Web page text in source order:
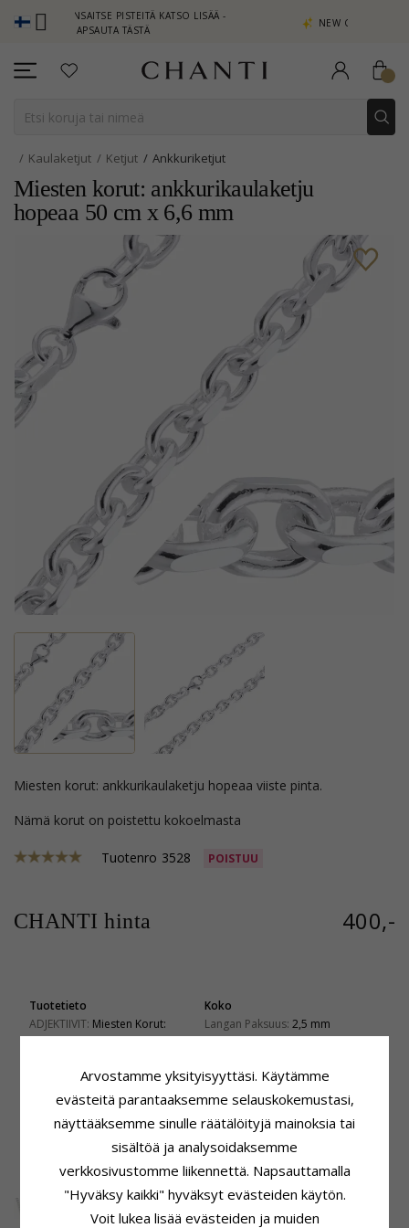
- ANSAITSE PISTEITÄ KATSO LISÄÄ -
NAPSAUTA TÄSTÄ
NEW COLLECTION | AURA
Kaulaketjut Ketjut Ankkuriketjut
Miesten korut: ankkurikaulaketju
hopeaa 50 cm x 6,6 mm
miesten korut: ankkurikaulaketju hopeaa viiste pinta.
Nämä korut on poistettu kokoelmasta
Tuotenro 3528 POISTUU
CHANTI hinta 400,-
Tuotetieto
ADJEKTIIVIT: Miesten Korut:
Viiste
Koko
Langan Paksuus: 2,5 mm
Vaaka:83 Gram
Toimitusaika
Toimitusaika: 4-5 Arkipäivä
ASIAKKAAT OSTAVAT MYÖS
Arvostamme yksityisyyttäsi. Käytämme
evästeitä parantaaksemme selauskokemustasi,
näyttääksemme sinulle räätälöityjä mainoksia tai
sisältöä ja analysoidaksemme
verkkosivustomme liikennettä. Napsauttamalla
"Hyväksy kaikki" hyväksyt evästeiden käytön.
Voit lukea lisää evästeiden ja muiden